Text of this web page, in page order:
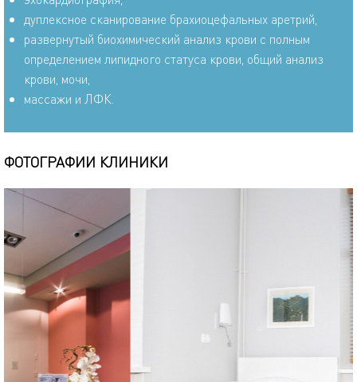
дуплексное сканирование брахиоцефальных аретрий,
развернутый биохимический анализ крови с полным
определением липидного статуса крови, общий анализ
крови, мочи,
массажи и ЛФК.
ФОТОГРАФИИ КЛИНИКИ